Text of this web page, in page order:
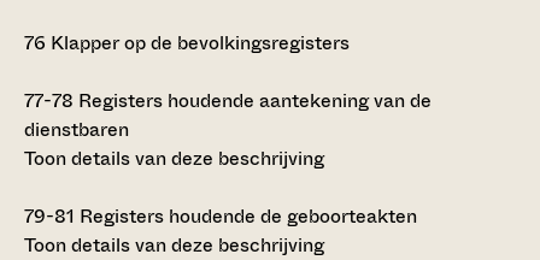
76 Klapper op de bevolkingsregisters
77-78 Registers houdende aantekening van de
dienstbaren
Toon details van deze beschrijving
79-81 Registers houdende de geboorteakten
Toon details van deze beschrijving